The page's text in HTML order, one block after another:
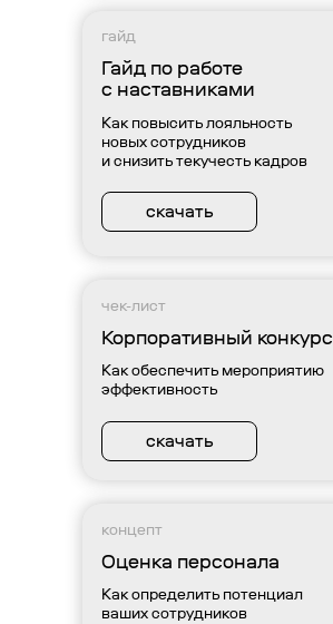
Оценка персонала
концепт
Как определить потенциал
ваших сотрудников
Корпоративный конкурс
чек-лист
скачать
Как обеспечить мероприятию
эффективность
Гайд по работе
с наставниками
Как повысить лояльность
новых сотрудников
и снизить текучесть кадров
гайд
скачать